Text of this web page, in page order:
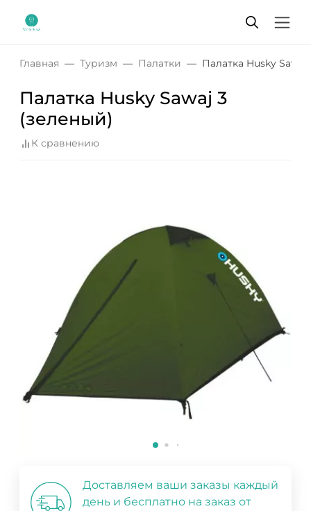
Главная Туризм Палатки Палатка Husky
Палатка Husky Sawaj 3
(зеленый)
К сравнению
Доставляем ваши заказы каждый
день и бесплатно на заказ от